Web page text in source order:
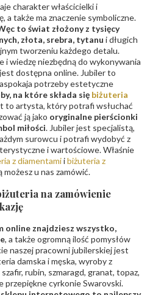
charakter właścicielki i
a także ma znaczenie symboliczne.
to świat złożony z tysięcy
złota, srebra, tytanu i długich
tworzeniu każdego detalu.
i wiedzę niezbędną do wykonywania
dostępna online. Jubiler to
potrzeby estetyczne
na które składa się biżuteria
to artysta, który potrafi wsłuchać
ją jako oryginalne pierścionki
miłości. Jubiler jest specjalistą,
surowcu i potrafi wydobyć z
i wartościowe. Właśnie
z diamentamiibiżuteria z
możesz u nas zamówić.
na zamówienie
online znajdziesz wszystko,
, a także ogromną ilość pomysłów
naszej pracowni jubilerskiej jest
damska i męska, wyroby z
rubin, szmaragd, granat, topaz,
przepiękne cyrkonie Swarovski.